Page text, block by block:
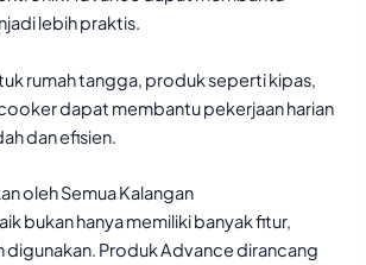
lebih praktis.
rumah tangga, produk seperti kipas,
dapat membantu pekerjaan harian
dan efisien.
oleh Semua Kalangan
bukan hanya memiliki banyak fitur,
digunakan. Produk Advance dirancang